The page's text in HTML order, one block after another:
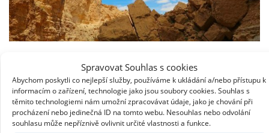
Spravovat Souhlas s cookies
Abychom poskytli co nejlepší služby, používáme k ukládání a/nebo přístupu k
informacím o zařízení, technologie jako jsou soubory cookies. Souhlas s
těmito technologiemi nám umožní zpracovávat údaje, jako je chování při
procházení nebo jedinečná ID na tomto webu. Nesouhlas nebo odvolání
souhlasu může nepříznivě ovlivnit určité vlastnosti a funkce.
Zmíněnou přestávku jsme udělali v první oáze, kterou
procházíme. Jsou tu palmy, zelené stromy a dokonce tu
trochu teče i voda. Další důkaz toho, že směrem k
severu se poušť víc a víc zelená. Při procházce mezi
zelenými stromy se shodujeme, že nám lesy trochu